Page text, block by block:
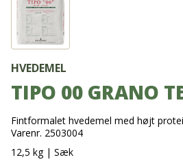
HVEDEMEL
TIPO 00 GRANO
Fintformalet hvedemel med højt
Varenr. 2503004
12,5 kg | Sæk